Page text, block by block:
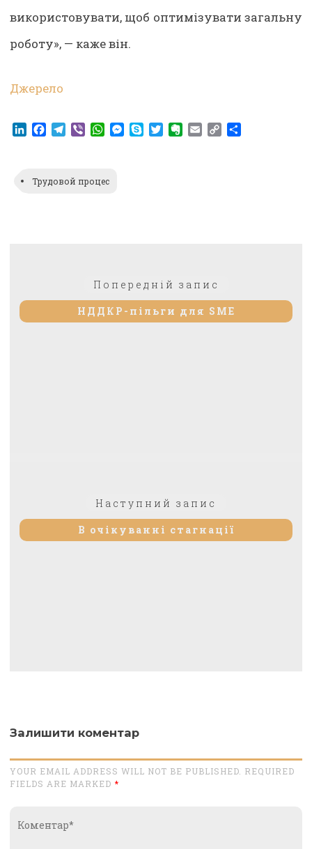
використовувати, щоб оптимізувати загальну
роботу», — каже він.
Джерело
LinkedIn
Facebook
Telegram
ViberWhatsApp
Messenger
SkypeTwitterEvernote
EmailCopy
Трудовой процес
Попередній запис
НДДКР-пільги для SME
Наступний запис
запис:
В очікуванні стагнації
Залишити коментар
YOUR EMAIL ADDRESS WILL NOT BE PUBLISHED. REQUIRED
FIELDS ARE MARKED *
Коментар*